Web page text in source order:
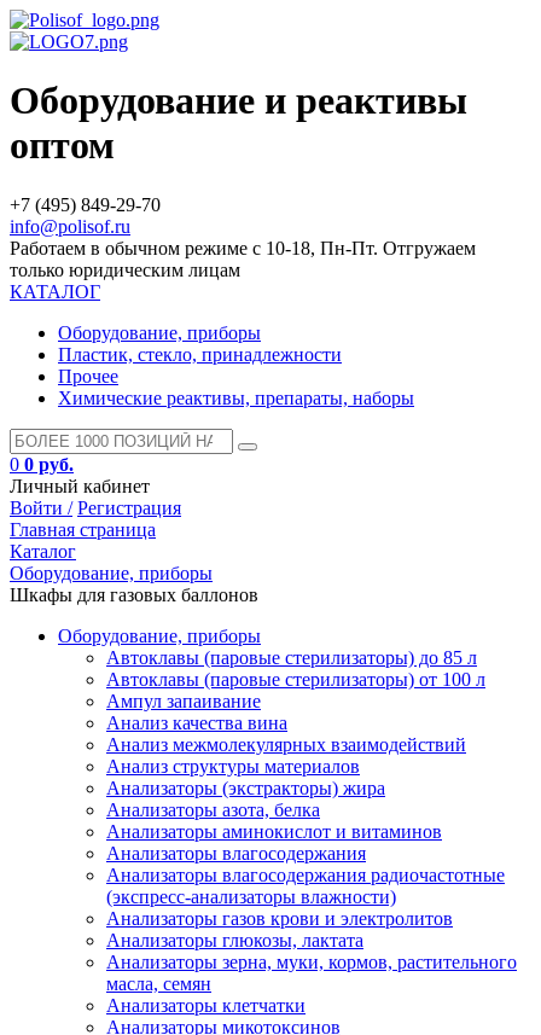
Оборудование и реактивы
оптом
+7 (495) 849-29-70
info@polisof.ru
Работаем в обычном режиме с 10-18, Пн-Пт. Отгружаем
только юридическим лицам
КАТАЛОГ
Оборудование, приборы
Пластик, стекло, принадлежности
Прочее
Химические реактивы, препараты, наборы
0 0 руб.
Личный кабинет
Войти / Регистрация
Главная страница
Каталог
Оборудование, приборы
Шкафы для газовых баллонов
Оборудование, приборы
Автоклавы (паровые стерилизаторы) до 85 л
Автоклавы (паровые стерилизаторы) от 100 л
Ампул запаивание
Анализ качества вина
Анализ межмолекулярных взаимодействий
Анализ структуры материалов
Анализаторы (экстракторы) жира
Анализаторы азота, белка
Анализаторы аминокислот и витаминов
Анализаторы влагосодержания
Анализаторы влагосодержания радиочастотные
(экспресс-анализаторы влажности)
Анализаторы газов крови и электролитов
Анализаторы глюкозы, лактата
Анализаторы зерна, муки, кормов, растительного
масла, семян
Анализаторы клетчатки
Анализаторы микотоксинов